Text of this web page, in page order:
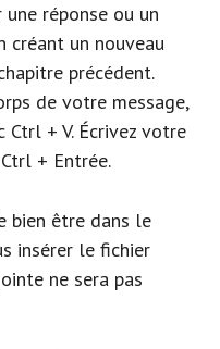
réponse ou un
créant un nouveau
précédent.
de votre message,
+ V. Écrivez votre
+ Entrée.
bien être dans le
insérer le fichier
ne sera pas